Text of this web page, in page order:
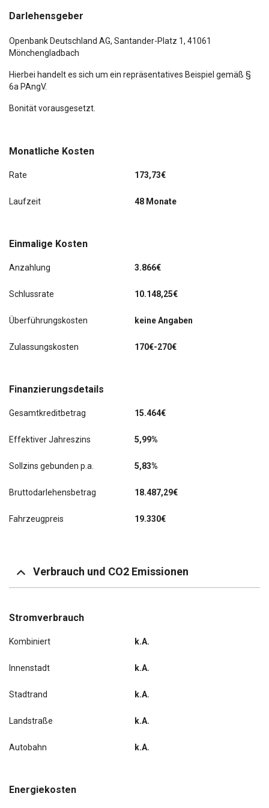
Modellpflege
Nebelscheinwerfer
Otto-Partikelfilter (OPF)
Reifendruck-Kontrollsystem
Rückfahrkamera
Rücksitzlehne geteilt/klappbar
Schadstoffarm nach Abgasnorm Euro 6d
Scheibenwischer mit Regensensor
GLONASS / eCall)
Auto)
Spurfolgeassistent (Lane Following Assist, LFA)
Warning System)
Start/Stop-Anlage
Tagfahrlicht LED
USB-Anschluss Mittelkonsole
Verglasung hinten abgedunkelt (Privacy Glass)
Wärmeschutzverglasung
LM-Felgen
Modellpflege
Nebelscheinwerfer
Scheibenwischer mit Regensensor
Smart-Key
Auto)
Monatliche Kosten
Rate 173,73€
Laufzeit 48 Monate
Einmalige Kosten
Anzahlung 3.866€
Schlussrate 10.148,25€
Überführungskosten keine Angaben
Zulassungskosten 170€-270€
Finanzierungsdetails
Gesamtkreditbetrag 15.464€
Effektiver Jahreszins 5,99%
Sollzins gebunden p.a. 5,83%
Bruttodarlehensbetrag 18.487,29€
Fahrzeugpreis 19.330€
Darlehensgeber
Openbank Deutschland AG, Santander-Platz 1, 41061
Mönchengladbach
Hierbei handelt es sich um ein repräsentatives Beispiel gemäß §
6a PAngV.
Bonität vorausgesetzt.
Verbrauch und CO2 Emissionen
Stromverbrauch
Kombiniert k.A.
Innenstadt k.A.
Stadtrand k.A.
Landstraße k.A.
Autobahn k.A.
Energiekosten